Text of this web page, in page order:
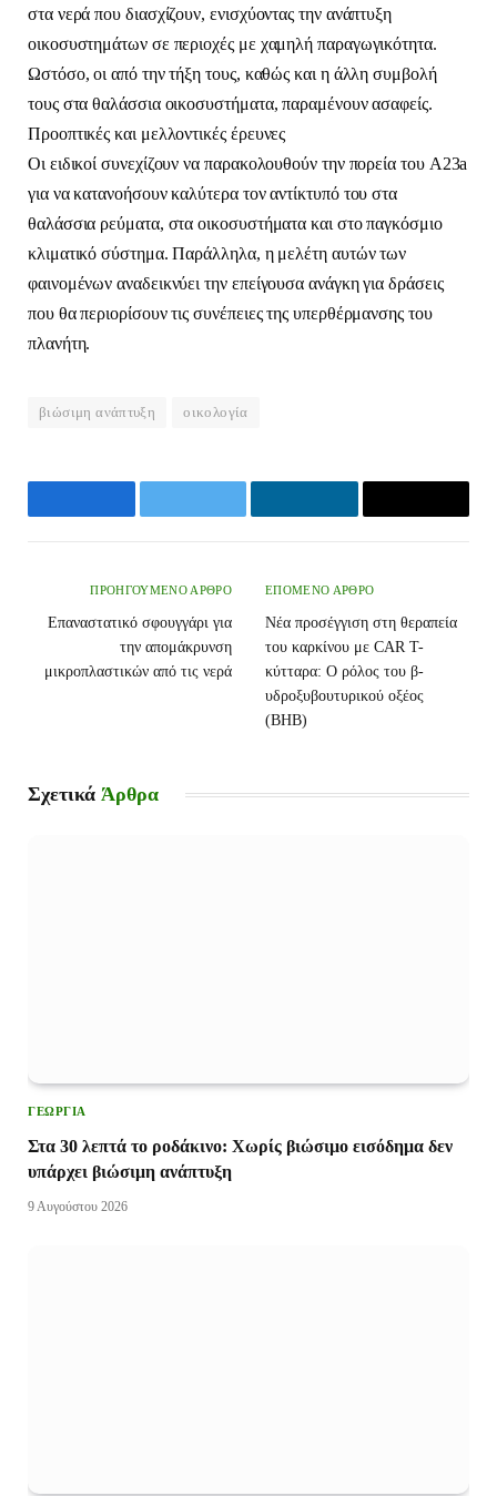
στα νερά που διασχίζουν, ενισχύοντας την ανάπτυξη
οικοσυστημάτων σε περιοχές με χαμηλή παραγωγικότητα.
Ωστόσο, οι από την τήξη τους, καθώς και η άλλη συμβολή
τους στα θαλάσσια οικοσυστήματα, παραμένουν ασαφείς.
Προοπτικές και μελλοντικές έρευνες
Οι ειδικοί συνεχίζουν να παρακολουθούν την πορεία του A23a
για να κατανοήσουν καλύτερα τον αντίκτυπό του στα
θαλάσσια ρεύματα, στα οικοσυστήματα και στο παγκόσμιο
κλιματικό σύστημα. Παράλληλα, η μελέτη αυτών των
φαινομένων αναδεικνύει την επείγουσα ανάγκη για δράσεις
που θα περιορίσουν τις συνέπειες της υπερθέρμανσης του
πλανήτη.
βιώσιμη ανάπτυξη οικολογία
Facebook Twitter LinkedIn Email
ΠΡΟΗΓΟΎΜΕΝΟ ΆΡΘΡΟ
Επαναστατικό σφουγγάρι για
την απομάκρυνση
μικροπλαστικών από τις νερά
ΕΠΌΜΕΝΟ ΆΡΘΡΟ
Νέα προσέγγιση στη θεραπεία
του καρκίνου με CAR T-
κύτταρα: Ο ρόλος του β-
υδροξυβουτυρικού οξέος
(BHB)
Σχετικά Άρθρα
ΓΕΩΡΓΊΑ
Στα 30 λεπτά το ροδάκινο: Χωρίς βιώσιμο εισόδημα δεν
υπάρχει βιώσιμη ανάπτυξη
9 Αυγούστου 2026